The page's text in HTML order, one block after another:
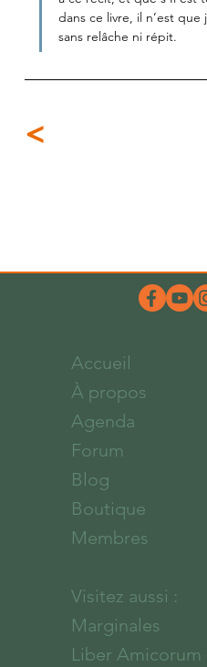
<
dans ce livre, il n’est
sans relâche ni répit.
Accueil
À propos
Agenda
Forum
Blog
Boutique
Membres
Visitez aussi :
Marginales
Liber Amicorum